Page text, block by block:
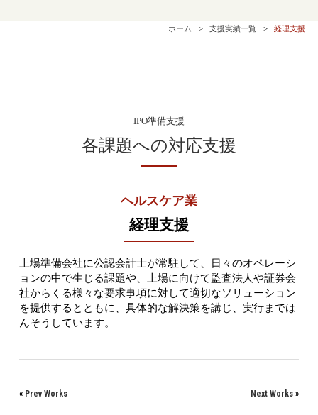
ホーム 支援実績一覧 経理支援
IPO準備支援
各課題への対応支援
ヘルスケア業
経理支援
上場準備会社に公認会計士が常駐して、日々のオペレーシ
ョンの中で生じる課題や、上場に向けて監査法人や証券会
社からくる様々な要求事項に対して適切なソリューション
を提供するとともに、具体的な解決策を講じ、実行までは
んそうしています。
« Prev Works Next Works »